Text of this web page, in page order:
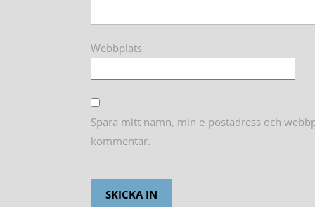
Webbplats
Spara mitt namn, min e-postadress och
kommentar.